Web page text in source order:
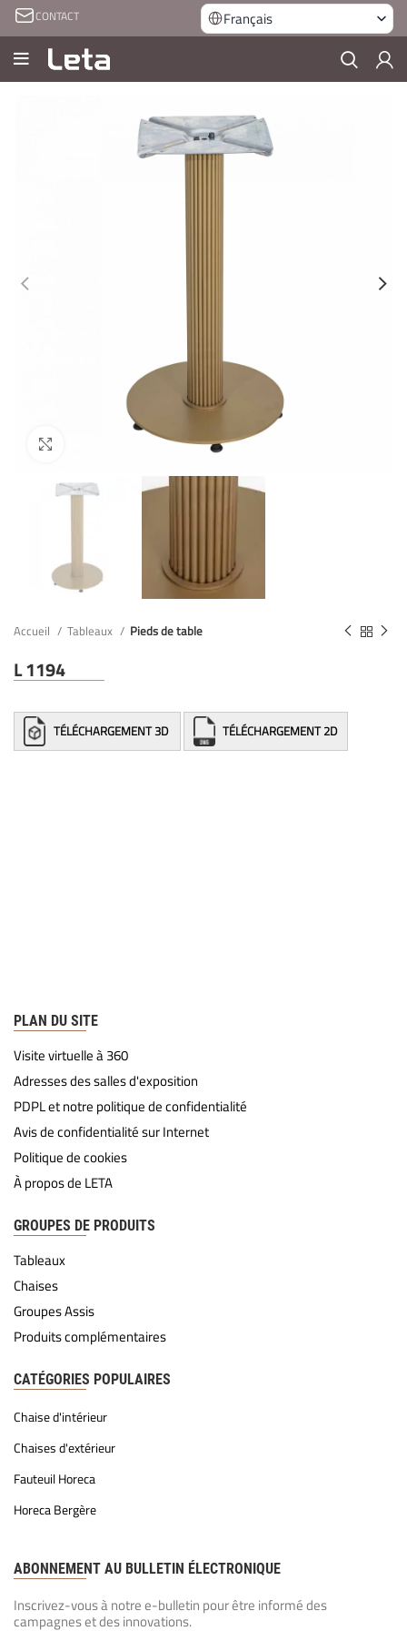
CONTACT Français
Accueil Tableaux Pieds de table
L 1194
TÉLÉCHARGEMENT 3D TÉLÉCHARGEMENT 2D
PLAN DU SITE
Visite virtuelle à 360
Adresses des salles d'exposition
PDPL et notre politique de confidentialité
Avis de confidentialité sur Internet
Politique de cookies
À propos de LETA
GROUPES DE PRODUITS
Tableaux
Chaises
Groupes Assis
Produits complémentaires
CATÉGORIES POPULAIRES
Chaise d'intérieur
Chaises d'extérieur
Fauteuil Horeca
Horeca Bergère
ABONNEMENT AU BULLETIN ÉLECTRONIQUE
Inscrivez-vous à notre e-bulletin pour être informé des
campagnes et des innovations.